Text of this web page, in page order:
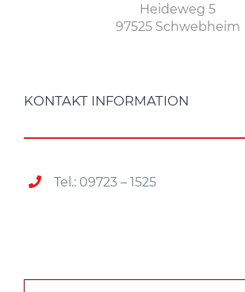
Heideweg 5
97525 Schwebheim
KONTAKT INFORMATION
Tel.: 09723 – 1525